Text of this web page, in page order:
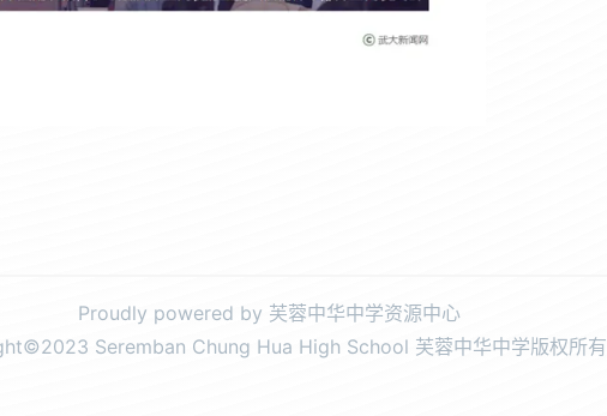
Proudly powered by 芙蓉中华中学资源中心
Seremban Chung Hua High School 芙蓉中华中学版权所有